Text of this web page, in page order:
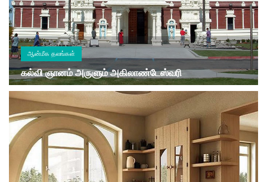
ஆன்மீக தலங்கள்
கல்வி ஞானம் அருளும் அகிலாண்டேஸ்வரி